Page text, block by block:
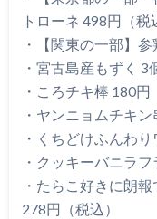
トローネ 498円（税
・【関東の一部】
・宮古島産もずく 3
・ころチキ棒 180円
・ヤンニョムチキン
・くちどけふんわ
・クッキーバニラフ
・たらこ好きに朗
278円（税込）